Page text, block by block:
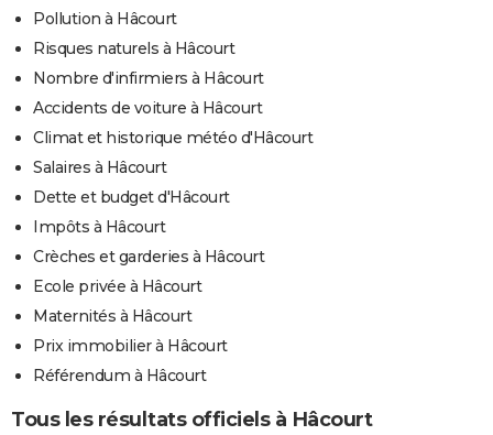
Pollution à Hâcourt
Risques naturels à Hâcourt
Nombre d'infirmiers à Hâcourt
Accidents de voiture à Hâcourt
Climat et historique météo d'Hâcourt
Salaires à Hâcourt
Dette et budget d'Hâcourt
Impôts à Hâcourt
Crèches et garderies à Hâcourt
Ecole privée à Hâcourt
Maternités à Hâcourt
Prix immobilier à Hâcourt
Référendum à Hâcourt
Tous les résultats officiels à Hâcourt